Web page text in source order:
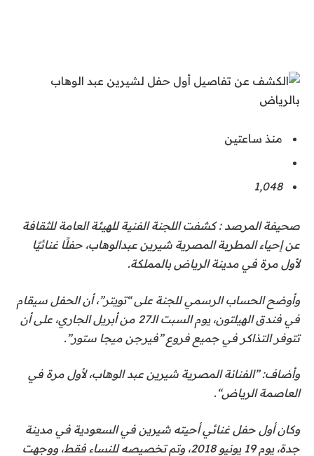
منذ ساعتين
1٬048
صحيفة المرصد : كشفت اللجنة الفنية للهيئة العامة للثقافة
عن إحياء المطربة المصرية شيرين عبدالوهاب، حفلًا غنائيًا
لأول مرة في مدينة الرياض بالمملكة.
وأوضح الحساب الرسمي للجنة على “تويتر”، أن الحفل سيقام
في فندق الهيلتون، يوم السبت الـ27 من أبريل الجاري، على أن
تتوفر التذاكر في جميع فروع ”فيرجن ميجا ستور”.
وأضاف: ”الفنانة المصرية شيرين عبد الوهاب، لأول مرة في
العاصمة الرياض“.
وكان أول حفل غنائي أحيته شيرين في السعودية في مدينة
جدة، يوم 19 يونيو 2018، وتم تخصيصه للنساء فقط، ووجهت